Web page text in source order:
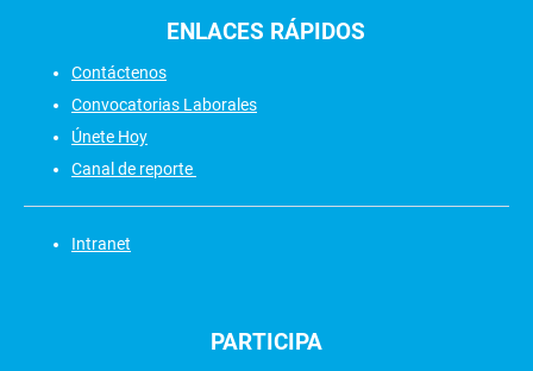
ENLACES RÁPIDOS
Contáctenos
Convocatorias Laborales
Únete Hoy
Canal de reporte
Intranet
PARTICIPA